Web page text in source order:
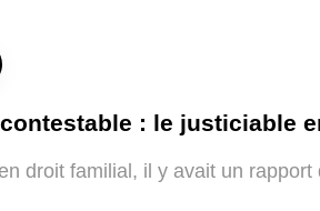
: le justiciable
droit familial, il y avait un